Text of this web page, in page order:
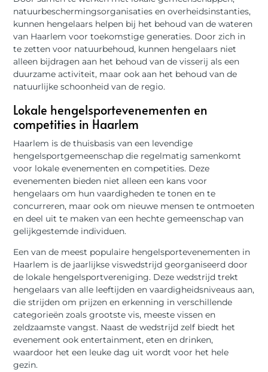
natuurbeschermingsorganisaties en overheidsinstanties,
kunnen hengelaars helpen bij het behoud van de wateren
van Haarlem voor toekomstige generaties. Door zich in
te zetten voor natuurbehoud, kunnen hengelaars niet
alleen bijdragen aan het behoud van de visserij als een
duurzame activiteit, maar ook aan het behoud van de
natuurlijke schoonheid van de regio.
Lokale hengelsportevenementen en
competities in Haarlem
Haarlem is de thuisbasis van een levendige
hengelsportgemeenschap die regelmatig samenkomt
voor lokale evenementen en competities. Deze
evenementen bieden niet alleen een kans voor
hengelaars om hun vaardigheden te tonen en te
concurreren, maar ook om nieuwe mensen te ontmoeten
en deel uit te maken van een hechte gemeenschap van
gelijkgestemde individuen.
Een van de meest populaire hengelsportevenementen in
Haarlem is de jaarlijkse viswedstrijd georganiseerd door
de lokale hengelsportvereniging. Deze wedstrijd trekt
hengelaars van alle leeftijden en vaardigheidsniveaus aan,
die strijden om prijzen en erkenning in verschillende
categorieën zoals grootste vis, meeste vissen en
zeldzaamste vangst. Naast de wedstrijd zelf biedt het
evenement ook entertainment, eten en drinken,
waardoor het een leuke dag uit wordt voor het hele
gezin.